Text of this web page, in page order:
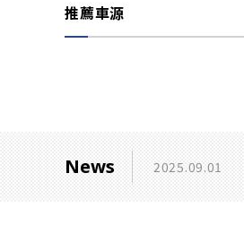
推薦車源
News 2025.09.01